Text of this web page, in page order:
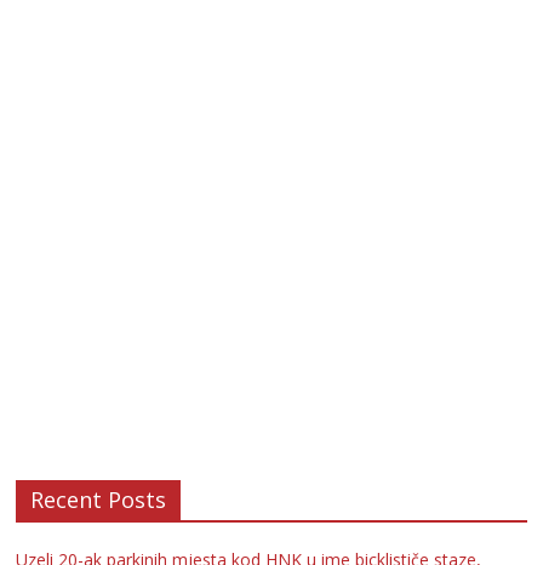
Recent Posts
Uzeli 20-ak parkinih mjesta kod HNK u ime bicklističe staze,